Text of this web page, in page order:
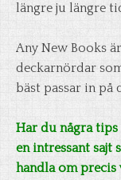
längre ju längre
Any New Books
deckarnördar
bäst passar in på
Har du några tips
en intressant sajt
handla om precis